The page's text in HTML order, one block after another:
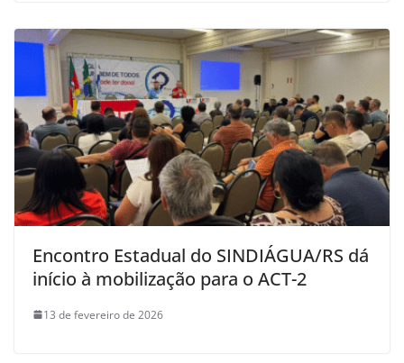
Encontro Estadual do SINDIÁGUA/RS dá
início à mobilização para o ACT-2
13 de fevereiro de 2026